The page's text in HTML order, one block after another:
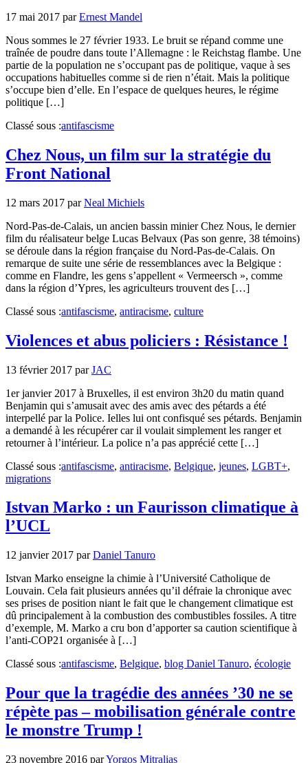
17 mai 2017 parErnest Mandel
Nous sommes le 27 février 1933. Le bruit se répand comme une
traînée de poudre dans toute l’Allemagne : le Reichstag flambe. Une
partie de la population ne s’occupant pas de politique, vaque à ses
occupations habituelles comme si de rien n’était. Mais la politique
s’occupe bien d’elle. En l’espace de quelques heures, le régime
politique […]
Classé sous :antifascisme
Chez Nous, un film sur la stratégie du
Front National
12 mars 2017 parNeal Michiels
Nord-Pas-de-Calais, un ancien bassin minier Chez Nous, le dernier
film du réalisateur belge Lucas Belvaux (Pas son genre, 38 témoins)
se déroule dans la région française du Nord-Pas-de-Calais. On
remarque de suite une série de ressemblances avec la Belgique :
comme en Flandre, les gens s’appellent « Vermeersch », comme
dans la région d’Ypres, les agriculteurs trouvent des […]
Classé sous :antifascisme, antiracisme, culture
Violences et abus policiers : Résistance !
13 février 2017 parJAC
1er janvier 2017 à Bruxelles, il est environ 3h20 du matin quand
Benjamin qui s’amusait avec des amis avec des pétards a été
interpellé par la Police. Ielles lui ont confisqué ses pétards. Benjamin
a demandé à les récupérer car il voulait simplement les ranger et
retourner à l’intérieur. La police n’a pas apprécié cette […]
Classé sous :antifascisme, antiracisme, Belgique, jeunes, LGBT+,
migrations
Istvan Marko : un Faurisson climatique à
l’UCL
12 janvier 2017 parDaniel Tanuro
Istvan Marko enseigne la chimie à l’Université Catholique de
Louvain. Cela fait plusieurs années qu’il défraie la chronique avec
ses prises de position niant le fait que le changement climatique est
dû principalement à la combustion des combustibles fossiles. A titre
d’exemple, M. Marko a cru bon d’apporter sa caution scientifique à
l’anti-COP21 organisée à […]
Classé sous :antifascisme, Belgique, blog Daniel Tanuro, écologie
Pour que la tragédie des années ’30 ne se
répète pas – mobilisation générale contre
le monstre Trump !
23 novembre 2016 parYorgos Mitralias